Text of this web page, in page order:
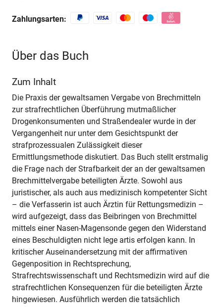
Zahlungsarten:
Über das Buch
Zum Inhalt
Die Praxis der gewaltsamen Vergabe von Brechmitteln
zur strafrechtlichen Überführung mutmaßlicher
Drogenkonsumenten und Straßendealer wurde in der
Vergangenheit nur unter dem Gesichtspunkt der
strafprozessualen Zulässigkeit dieser
Ermittlungsmethode diskutiert. Das Buch stellt erstmalig
die Frage nach der Strafbarkeit der an der gewaltsamen
Brechmittelvergabe beteiligten Ärzte. Sowohl aus
juristischer, als auch aus medizinisch kompetenter Sicht
– die Verfasserin ist auch Ärztin für Rettungsmedizin –
wird aufgezeigt, dass das Beibringen von Brechmittel
mittels einer Nasen-Magensonde gegen den Widerstand
eines Beschuldigten nicht lege artis erfolgen kann. In
kritischer Auseinandersetzung mit der affirmativen
Gegenposition in Rechtsprechung,
Strafrechtswissenschaft und Rechtsmedizin wird auf die
strafrechtlichen Konsequenzen für die beteiligten Ärzte
hingewiesen. Ausführlich werden die tatsächlich